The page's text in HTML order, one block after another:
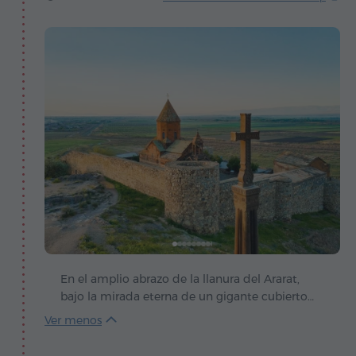
En el amplio abrazo de la llanura del Ararat,
bajo la mirada eterna de un gigante cubierto
de nieve, se alza Khor Virap – un santuario